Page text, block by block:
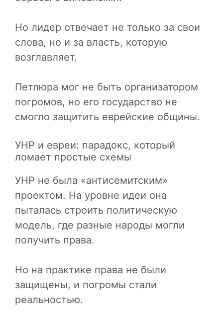
Но лидер отвечает не только за свои
слова, но и за власть, которую
возглавляет.
Петлюра мог не быть организатором
погромов, но его государство не
смогло защитить еврейские общины.
УНР и евреи: парадокс, который
ломает простые схемы
УНР не была «антисемитским»
проектом. На уровне идеи она
пыталась строить политическую
модель, где разные народы могли
получить права.
Но на практике права не были
защищены, и погромы стали
реальностью.